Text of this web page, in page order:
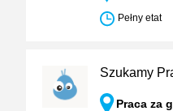
Pełny etat
Szukamy
Praca za